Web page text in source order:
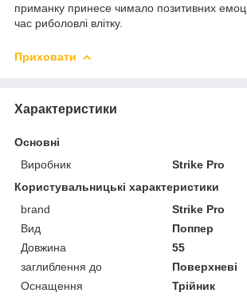
приманку принесе чимало позитивних
час риболовлі влітку.
Приховати
Характеристики
Основні
Виробник
Strike Pro
Користувальницькі характеристики
brand
Strike Pro
Вид
Поппер
Довжина
55
заглиблення до
Поверхневі
Оснащення
Трійник